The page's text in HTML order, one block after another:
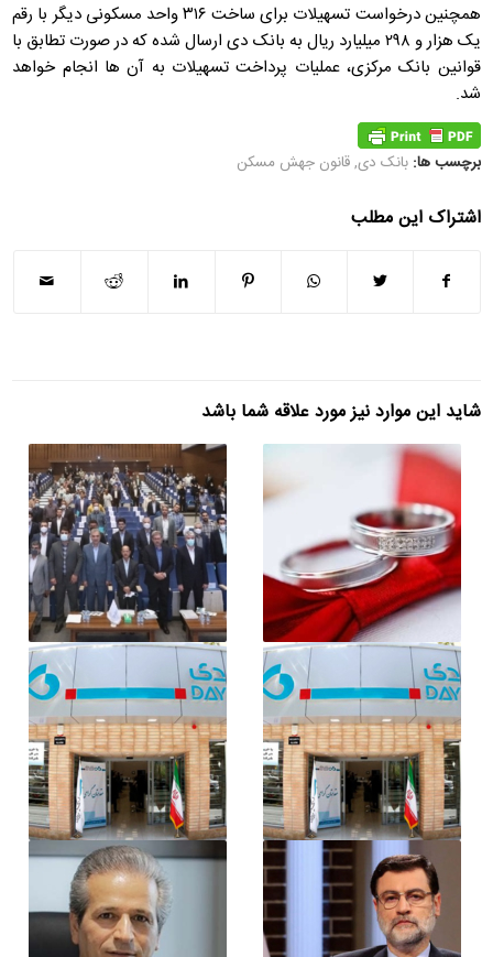
همچنین درخواست تسهیلات برای ساخت ۳۱۶ واحد مسکونی دیگر با رقم
یک هزار و ۲۹۸ میلیارد ریال به بانک دی ارسال شده که در صورت تطابق با
قوانین بانک مرکزی، عملیات پرداخت تسهیلات به آن ها انجام خواهد
شد.
برچسب ها: بانک دی,قانون جهش مسکن
اشتراک این مطلب
شاید این موارد نیز مورد علاقه شما باشد